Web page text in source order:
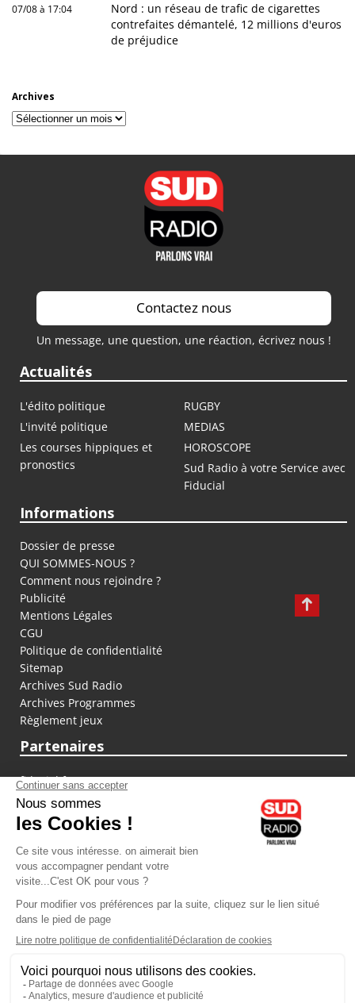
07/08 à 17:04
Nord : un réseau de trafic de cigarettes
contrefaites démantelé, 12 millions d'euros
de préjudice
Archives
Archives
Contactez nous
Un message, une question, une réaction, écrivez nous !
Actualités
L'édito politique
RUGBY
L'invité politique
MEDIAS
Les courses hippiques et
pronostics
HOROSCOPE
Sud Radio à votre Service avec
Fiducial
Informations
Dossier de presse
QUI SOMMES-NOUS ?
Comment nous rejoindre ?
Publicité
Mentions Légales
CGU
Politique de confidentialité
Sitemap
Archives Sud Radio
Archives Programmes
Règlement jeux
Partenaires
fiducial.fr
lyoncapitale.fr
olympique-et-lyonnais.com
L'application Iphone / Android
Téléchargez l'application
Les cookies
Gestion des cookies